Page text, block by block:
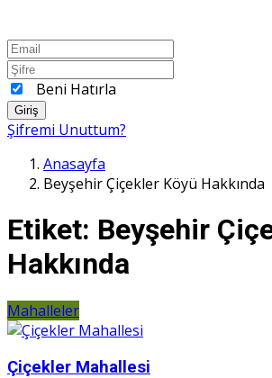
Beni Hatırla
Giriş
Şifremi Unuttum?
Anasayfa
Beyşehir Çiçekler Köyü Hakkında
Etiket: Beyşehir
Hakkında
Mahalleler
Çiçekler Mahallesi